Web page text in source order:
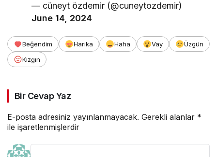
— cüneyt özdemir (@cuneytozdemir)
June 14, 2024
Beğendim Harika Haha Vay
Üzgün
Kızgın
Bir Cevap Yaz
E-posta adresiniz yayınlanmayacak. Gerekli alanlar *
ile işaretlenmişlerdir